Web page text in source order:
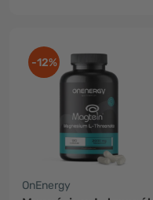
-12%
OnEnergy